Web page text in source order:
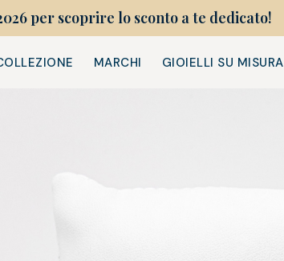
per scoprire lo sconto a te dedicato!
MARCHI GIOIELLI SU MISURA